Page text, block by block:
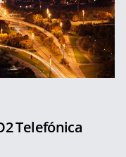
Telefónica